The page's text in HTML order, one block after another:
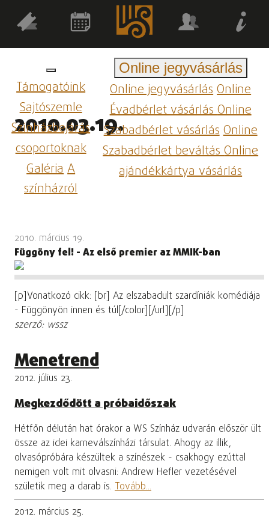
Támogatóink
Sajtószemle
Színházbejárás
csoportoknak
GalériaA
színházról
Online jegyvásárlás
Online jegyvásárlásOnline
Évadbérlet vásárlásOnline
Szabadbérlet vásárlásOnline
Szabadbérlet beváltásOnline
ajándékkártya vásárlás
2010.03.19.
2010. március 19.
Függöny fel! - Az első premier az MMIK-ban
[p]Vonatkozó cikk: [br] Az elszabadult szardíniák komédiája
- Függönyön innen és túl[/color][/url][/p]
szerző: wssz
Menetrend
2012. július 23.
Megkezdődött a próbaidőszak
Hétfőn délután hat órakor a WS Színház udvarán először ült
össze az idei karneválszínházi társulat. Ahogy az illik,
olvasópróbára készültek a színészek - csakhogy ezúttal
nemigen volt mit olvasni: Andrew Hefler vezetésével
születik meg a darab is. Tovább...
2012. március 25.